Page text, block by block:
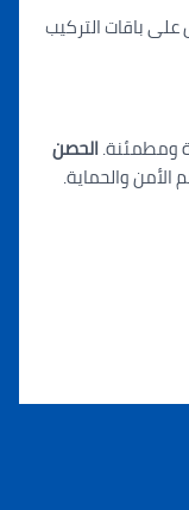
باقات التركيب
الحصن
والحماية.